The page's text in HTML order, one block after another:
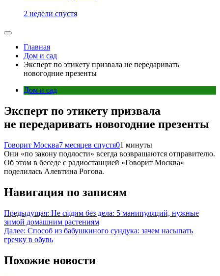
2 недели спустя
Главная
Дом и сад
Эксперт по этикету призвала не передаривать
новогодние презенты
Дом и сад
Эксперт по этикету призвала
не передаривать новогодние презенты
Говорит Москва7 месяцев спустя01 минуты
Они «по закону подлости» всегда возвращаются отправителю.
Об этом в беседе с радиостанцией «Говорит Москва»
поделилась Алевтина Рогова.
Навигация по записям
Предыдущая: Не сидим без дела: 5 манипуляций, нужные
зимой домашним растениям
Далее: Способ из бабушкиного сундука: зачем насыпать
гречку в обувь
Похожие новости